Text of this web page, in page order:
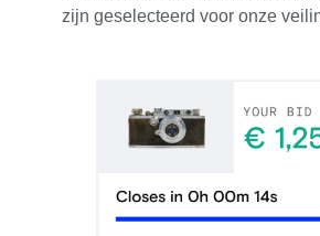
zijn geselecteerd voor onze